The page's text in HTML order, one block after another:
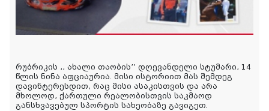
რუბრიკის ,, ახალი თაობის’’ დღევანდელი სტუმარი, 14
წლის ნინა აფციაურია. მისი ისტორიით მას შემდეგ
დავინტერესდით, რაც მისი ასაკისთვის და არა
მხოლოდ, ქართული რეალობისთვის საკმაოდ
განსხვავებულ სპორტის სახეობაზე გავიგეთ.